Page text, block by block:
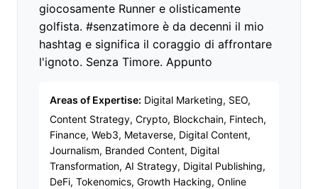
giocosamente Runner e olisticamente
golfista. #senzatimore è da decenni il mio
hashtag e significa il coraggio di affrontare
l'ignoto. Senza Timore. Appunto
Areas of Expertise: Digital Marketing, SEO,
Content Strategy, Crypto, Blockchain, Fintech,
Finance, Web3, Metaverse, Digital Content,
Journalism, Branded Content, Digital
Transformation, AI Strategy, Digital Publishing,
DeFi, Tokenomics, Growth Hacking, Online